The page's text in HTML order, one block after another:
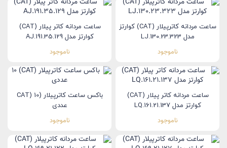
ساعت مردانه کاترپیلار (CAT) کوارتز
مدل LJ.130.23.323
ناموجود
ساعت مردانه کاتر پیلار (CAT)
کوارتز مدل AJ.191.35.129
ناموجود
ساعت مردانه کاتر پیلار (CAT)
کوارتز مدل LQ.161.21.137
ناموجود
باکس ساعت کاترپیلار (CAT) 10
عددی
ناموجود